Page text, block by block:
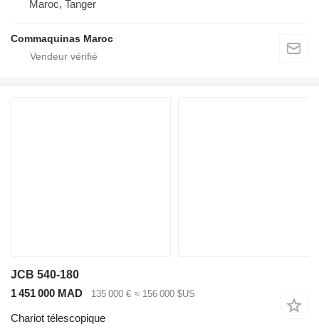
Maroc, Tanger
Commaquinas Maroc
JCB 540-180
1 451 000 MAD
135 000 € ≈ 156 000 $US
Chariot télescopique